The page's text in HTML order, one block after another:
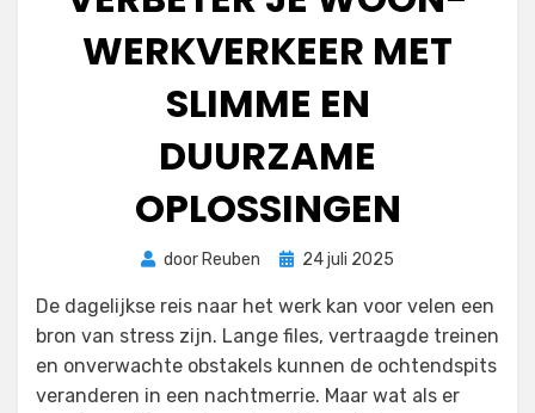
WERKVERKEER MET
SLIMME EN
DUURZAME
OPLOSSINGEN
door Reuben
Geplaatst
24 juli 2025
De dagelijkse reis naar het werk kan voor velen een
bron van stress zijn. Lange files, vertraagde treinen
en onverwachte obstakels kunnen de ochtendspits
veranderen in een nachtmerrie. Maar wat als er